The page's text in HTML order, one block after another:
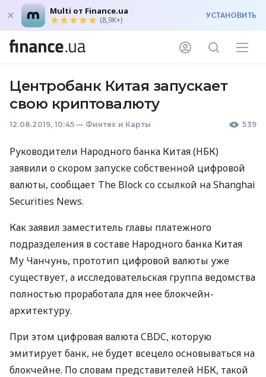
Multi от Finance.ua
(8,9K+) УСТАНОВИТЬ
Центробанк Китая запускает
свою криптовалюту
12.08.2019, 10:45 — Финтех и Карты 539
Руководители Народного банка Китая (НБК)
заявили о скором запуске собственной цифровой
валюты, сообщает The Block со ссылкой на Shanghai
Securities News.
Как заявил заместитель главы платежного
подразделения в составе Народного банка Китая
Му Чанчунь, прототип цифровой валюты уже
существует, а исследовательская группа ведомства
полностью проработала для нее блокчейн-
архитектуру.
При этом цифровая валютаCBDC, которую
эмитирует банк, не будет всецело основываться на
блокчейне. По словам представителей НБК, такой